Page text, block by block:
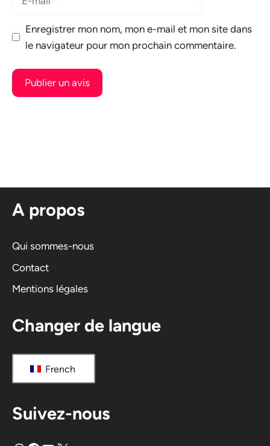
Enregistrer mon nom, mon e-mail et mon site dans
le navigateur pour mon prochain commentaire.
a
i
e
:
A propos
Qui sommes-nous
Contact
Mentions légales
Changer de langue
French
Suivez-nous